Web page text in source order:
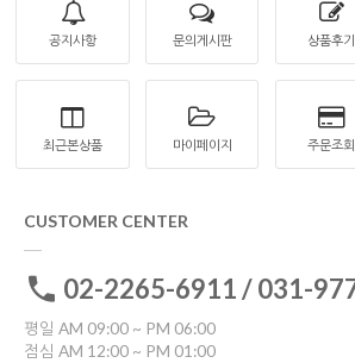
공지사항 문의게시판 상품후기
최근본상품 마이페이지 주문조회
CUSTOMER CENTER
02-2265-6911 / 031-
평일 AM 09:00 ~ PM 06:00
점심 AM 12:00 ~ PM 01:00